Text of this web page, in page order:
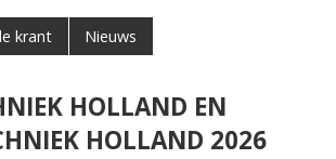
krant Nieuws
HOLLAND EN
HOLLAND 2026